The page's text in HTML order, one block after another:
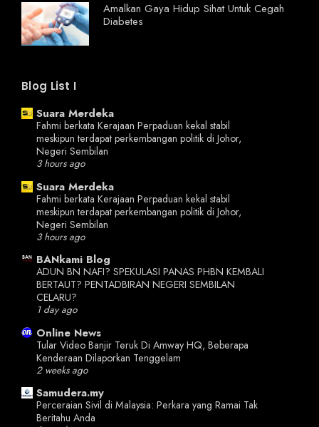
Amalkan Gaya Hidup Sihat Untuk Cegah
Diabetes
Blog List I
Suara Merdeka
Fahmi berkata Kerajaan Perpaduan kekal stabil
meskipun terdapat perkembangan politik di Johor,
Negeri Sembilan
3 hours ago
Suara Merdeka
Fahmi berkata Kerajaan Perpaduan kekal stabil
meskipun terdapat perkembangan politik di Johor,
Negeri Sembilan
3 hours ago
BANkami Blog
ADUN BN NAFI? SPEKULASI PANAS PHBN KEMBALI
BERTAUT? PENTADBIRAN NEGERI SEMBILAN
CELARU?
1 day ago
Online News
Tular Video Banjir Teruk Di Amway HQ, Beberapa
Kenderaan Dilaporkan Tenggelam
2 weeks ago
Samudera.my
Perceraian Sivil di Malaysia: Perkara yang Ramai Tak
Beritahu Anda